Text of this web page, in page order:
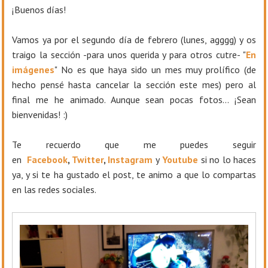
¡Buenos días!
Vamos ya por el segundo día de febrero (lunes, agggg) y os
traigo la sección -para unos querida y para otros cutre- "En
imágenes" No es que haya sido un mes muy prolífico (de
hecho pensé hasta cancelar la sección este mes) pero al
final me he animado. Aunque sean pocas fotos... ¡Sean
bienvenidas! :)
Te recuerdo que me puedes seguir
en Facebook, Twitter, Instagram y Youtube si no lo haces
ya, y si te ha gustado el post, te animo a que lo compartas
en las redes sociales.